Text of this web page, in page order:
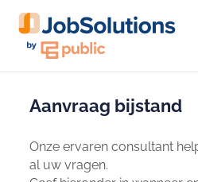
Aanvraag bijstand
Onze ervaren consultant
al uw vragen.